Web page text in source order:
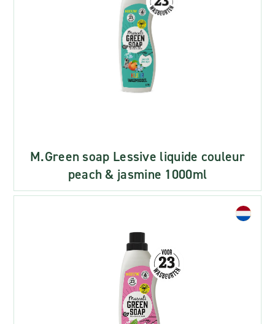
M.Green soap Lessive liquide couleur
peach & jasmine 1000ml